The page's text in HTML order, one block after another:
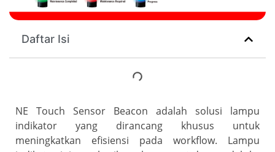
Daftar Isi
NE Touch Sensor Beacon adalah solusi lampu
indikator yang dirancang khusus untuk
meningkatkan efisiensi pada workflow. Lampu